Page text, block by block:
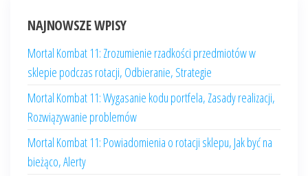
NAJNOWSZE WPISY
Mortal Kombat 11: Zrozumienie rzadkości przedmiotów w
sklepie podczas rotacji, Odbieranie, Strategie
Mortal Kombat 11: Wygasanie kodu portfela, Zasady realizacji,
Rozwiązywanie problemów
Mortal Kombat 11: Powiadomienia o rotacji sklepu, Jak być na
bieżąco, Alerty